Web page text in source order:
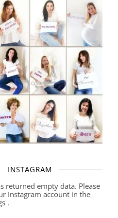
INSTAGRAM
returned empty data. Please
Instagram account in the
.